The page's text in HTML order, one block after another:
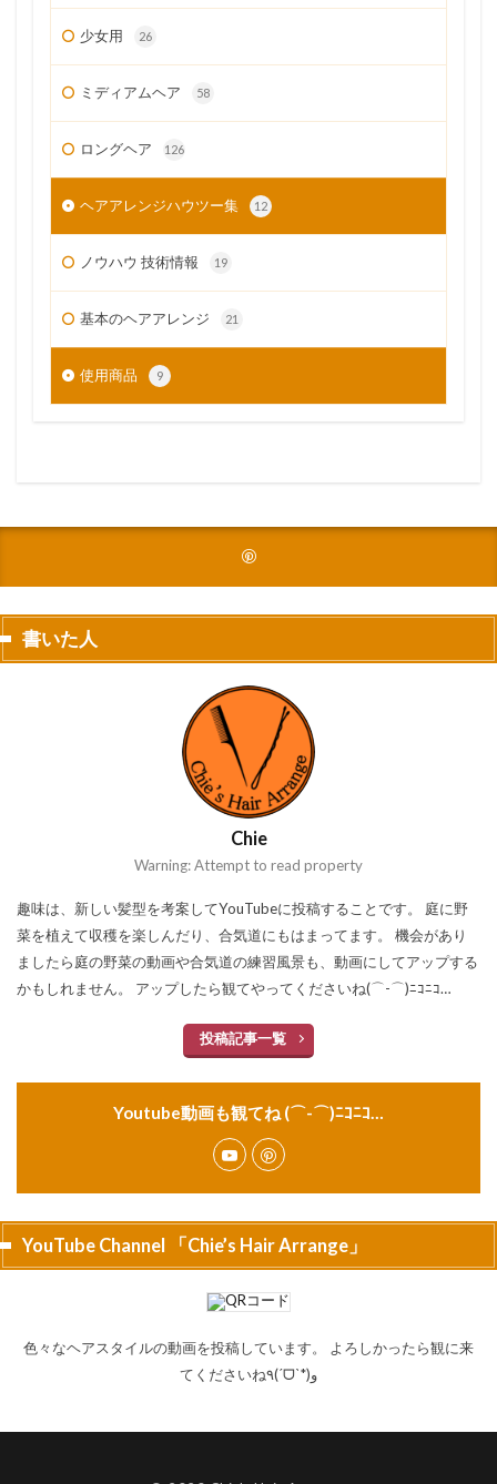
少女用 26
ミディアムヘア 58
ロングヘア 126
ヘアアレンジハウツー集 12
ノウハウ 技術情報 19
基本のヘアアレンジ 21
使用商品 9
書いた人
Chie
Warning: Attempt to read property
趣味は、新しい髪型を考案してYouTubeに投稿することです。 庭に野
菜を植えて収穫を楽しんだり、合気道にもはまってます。 機会があり
ましたら庭の野菜の動画や合気道の練習風景も、動画にしてアップする
かもしれません。 アップしたら観てやってくださいね(⌒-⌒)ﾆｺﾆｺ…
投稿記事一覧
Youtube動画も観てね (⌒-⌒)ﾆｺﾆｺ…
YouTube Channel 「Chie’s Hair Arrange」
色々なヘアスタイルの動画を投稿しています。 よろしかったら観に来
てくださいね٩(ˊᗜˋ*)و